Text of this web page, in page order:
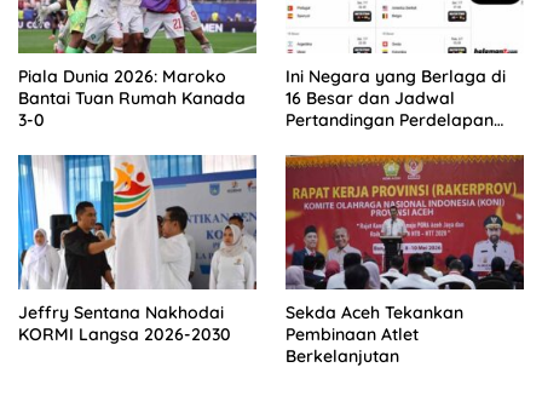
Piala Dunia 2026: Maroko
Bantai Tuan Rumah Kanada
3-0
Ini Negara yang Berlaga di
16 Besar dan Jadwal
Pertandingan Perdelapan
Jeffry Sentana Nakhodai
KORMI Langsa 2026-2030
Sekda Aceh Tekankan
Pembinaan Atlet
Berkelanjutan